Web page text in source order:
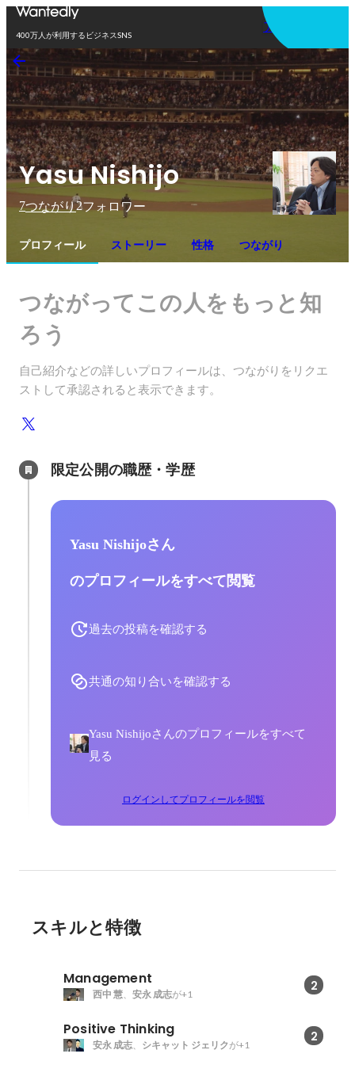
400万人が利用するビジネスSNS
アプリを使う
Yasu Nishijo
7つながり2フォロワー
プロフィール ストーリー 性格 つながり
つながってこの人をもっと知
ろう
自己紹介などの詳しいプロフィールは、つながりをリクエ
ストして承認されると表示できます。
限定公開の職歴・学歴
Yasu Nishijoさん
のプロフィールをすべて閲覧
過去の投稿を確認する
共通の知り合いを確認する
Yasu Nishijoさんのプロフィールをすべて
見る
ログインしてプロフィールを閲覧
スキルと特徴
Management 2
西中 慧、 安永 成志が+1
Positive Thinking 2
安永 成志、 シキャット ジェリクが+1